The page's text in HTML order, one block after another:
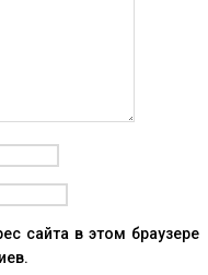
сайта в этом браузере